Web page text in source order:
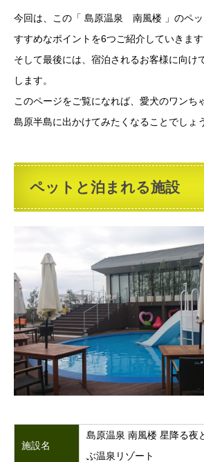
今回は、この「 島原温泉 南風楼 」のペ
すすめなポイントを6つご紹介していきます
そして最後には、宿泊されるお客様に向け
します。
このページをご覧になれば、愛犬のワンち
島原半島に出かけてみたくなることでしょう
ペットと泊まれる施設
施設名
島原温泉 南風楼 星降る夜
ぶ温泉リゾート